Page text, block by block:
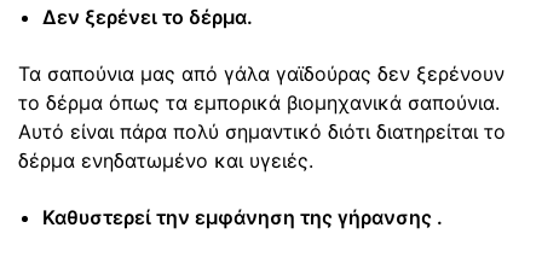
Δεν ξερένει το δέρμα.
Τα σαπούνια μας από γάλα γαϊδούρας δεν ξερένουν
το δέρμα όπως τα εμπορικά βιομηχανικά σαπούνια.
Αυτό είναι πάρα πολύ σημαντικό διότι διατηρείται το
δέρμα ενηδατωμένο και υγειές.
Καθυστερεί την εμφάνηση της γήρανσης .